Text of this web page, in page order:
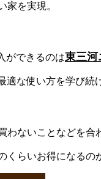
家を実現。
ができるのは東三河
適な使い方を学び続
わないことなどを合
くらいお得になる